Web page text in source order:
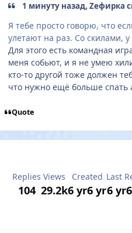
1 минуту назад, Zефирка
Я тебе просто говорю, что
улетают на раз. Со скилами,
Для этого есть командная
меня собьют, и я не умею
кто-то другой тоже должен
что нужно ещё больше спать
Quote
Replies
104
Views
29.2k
Created
6 yr6 yr
Last
6 yr